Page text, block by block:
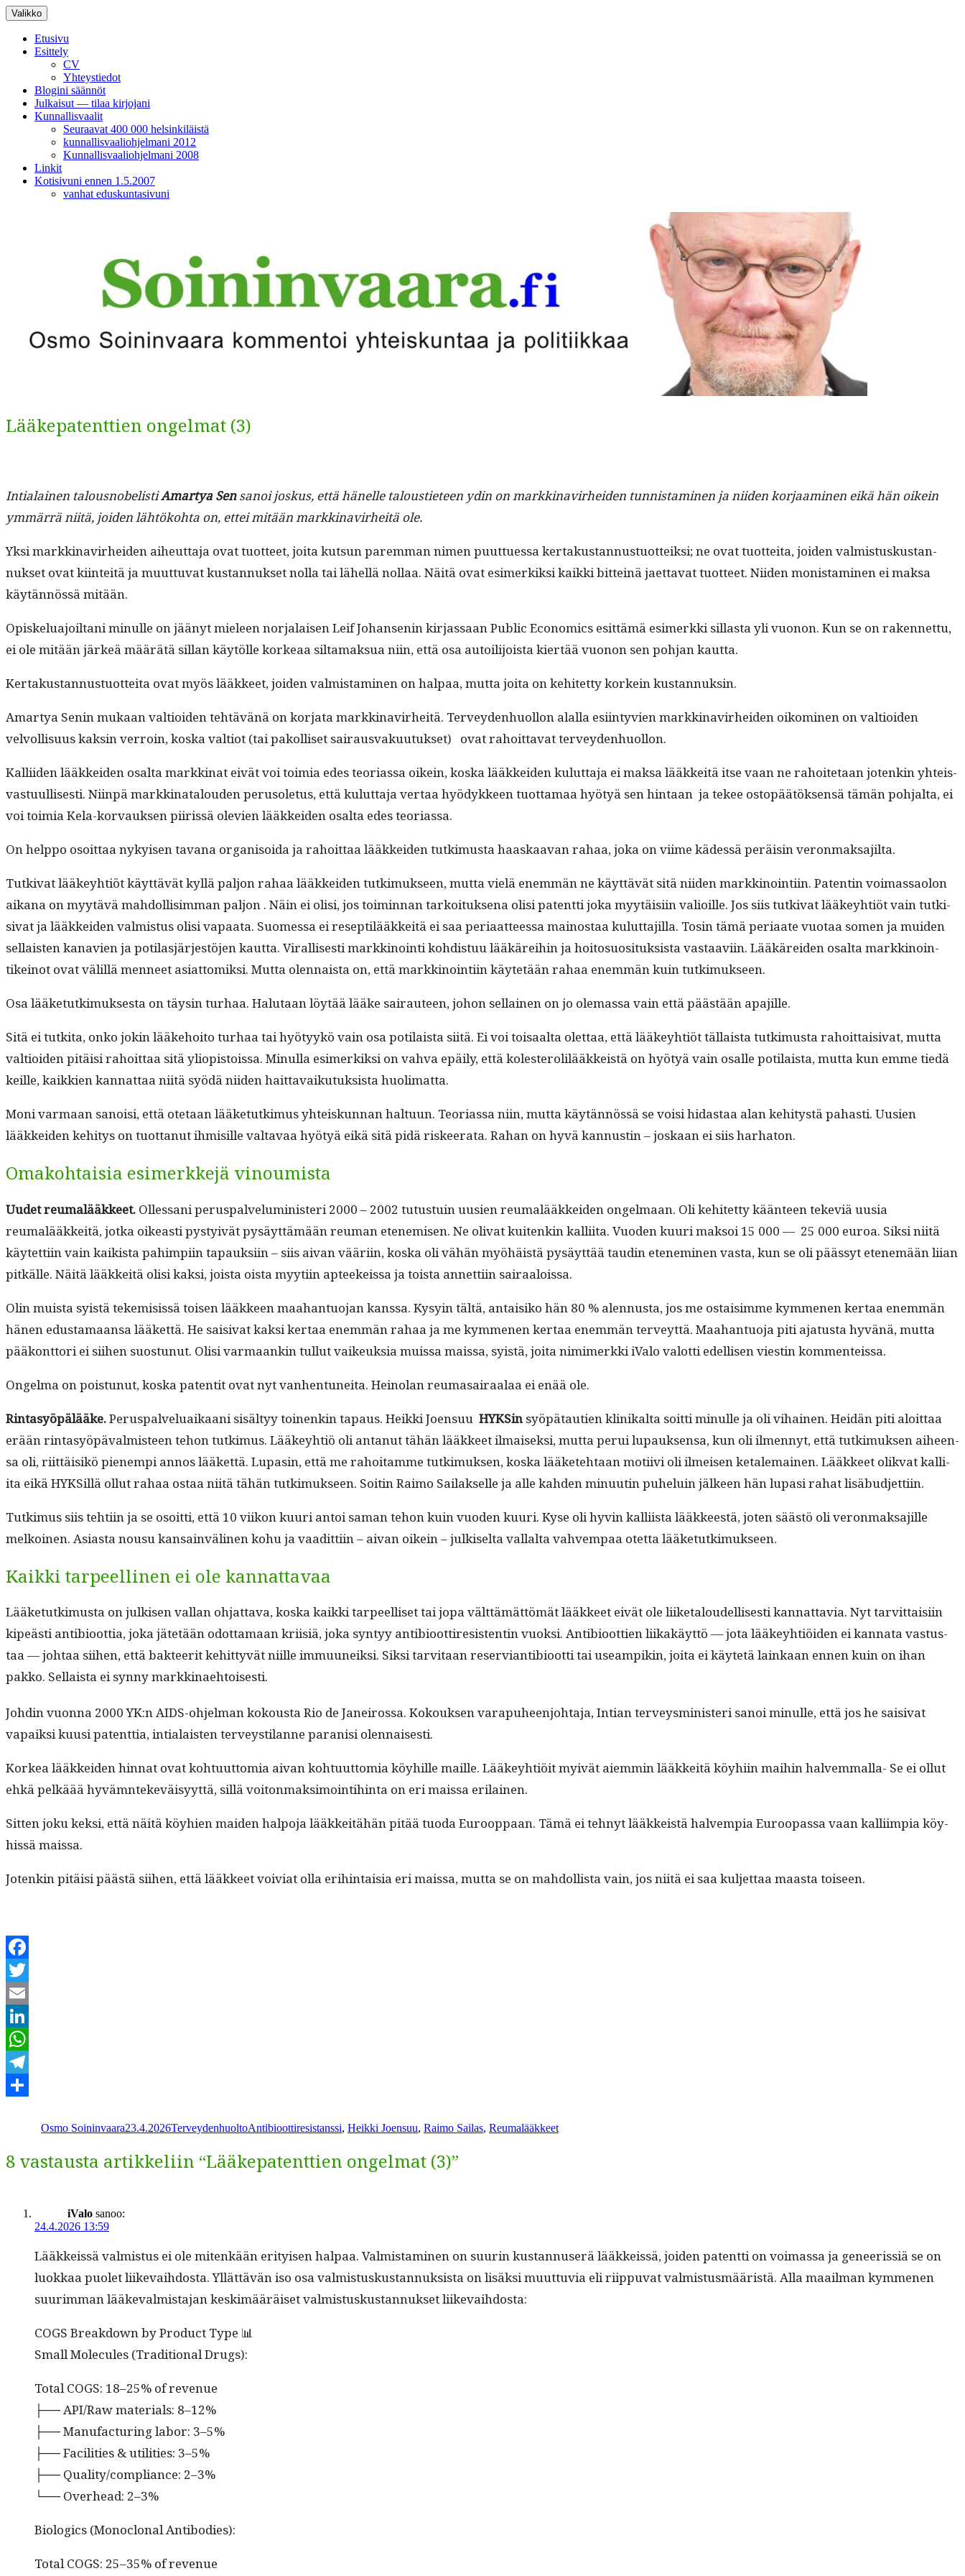
Siirry
sisältöön
Valikko
Etusivu
Esittely
CV
Yhteystiedot
Blogini säännöt
Julkaisut — tilaa kirjojani
Kunnallisvaalit
Seuraavat 400 000 helsinkiläistä
kunnallisvaaliohjelmani 2012
Kunnallisvaaliohjelmani 2008
Linkit
Kotisivuni ennen 1.5.2007
vanhat eduskuntasivuni
Lääkepatenttien ongelmat (3)
Intialainen talous­no­belistiAmartya Sensanoi joskus, että hänelle talousti­eteen ydin on markki­navirhei­den tun­nist­a­mi­nen ja niiden kor­jaami­nen eikä hän oikein
ymmär­rä niitä, joiden lähtöko­h­ta on, ettei mitään markki­navirheitä ole.
Yksi markki­navirhei­den aiheut­ta­ja ovat tuot­teet, joi­ta kut­sun parem­man nimen puuttues­sa ker­takus­tan­nus­tuot­teik­si; ne ovat tuot­tei­ta, joiden valmis­tuskus­tan­
nuk­set ovat kiin­teitä ja muut­tuvat kus­tan­nuk­set nol­la tai lähel­lä nol­laa. Näitä ovat esimerkik­si kaik­ki bit­teinä jaet­ta­vat tuot­teet. Niiden monist­a­mi­nen ei mak­sa
käytän­nössä mitään.
Opiskelu­a­joil­tani min­ulle on jäänyt mieleen nor­jalaisen Leif Johans­enin kir­jas­saan Pub­lic Eco­nom­ics esit­tämä esimerk­ki sil­las­ta yli vuonon. Kun se on raken­net­tu,
ei ole mitään järkeä määrätä sil­lan käytölle korkeaa sil­ta­mak­sua niin, että osa autoil­i­joista kiertää vuonon sen poh­jan kautta.
Ker­takus­tan­nus­tuot­tei­ta ovat myös lääk­keet, joiden valmis­t­a­mi­nen on hal­paa, mut­ta joi­ta on kehitet­ty korkein kustannuksin.
Amartya Senin mukaan val­tioiden tehtävänä on kor­ja­ta markki­navirheitä. Ter­vey­den­huol­lon alal­la esi­in­tyvien markki­navirhei­den oikomi­nen on val­tioiden
velvol­lisu­us kaksin ver­roin, kos­ka val­tiot (tai pakol­liset sairaus­vaku­u­tuk­set) ovat rahoit­ta­vat terveydenhuollon.
Kalli­iden lääkkei­den osalta markki­nat eivät voi toimia edes teo­ri­as­sa oikein, kos­ka lääkkei­den kulut­ta­ja ei mak­sa lääkkeitä itse vaan ne rahoite­taan jotenkin yhteis­
vas­tu­ullis­es­ti. Niin­pä markki­na­t­alouden peru­so­le­tus, että kulut­ta­ja ver­taa hyödyk­keen tuot­ta­maa hyö­tyä sen hin­taan ja tekee ostopäätök­sen­sä tämän poh­jal­ta, ei
voi toimia Kela-kor­vauk­sen piiris­sä ole­vien lääkkei­den osalta edes teoriassa.
On help­po osoit­taa nykyisen tavana organ­isoi­da ja rahoit­taa lääkkei­den tutkimus­ta haaskaa­van rahaa, joka on viime kädessä peräisin veronmaksajilta.
Tutki­vat lääkey­htiöt käyt­tävät kyl­lä paljon rahaa lääkkei­den tutkimuk­seen, mut­ta vielä enem­män ne käyt­tävät sitä niiden markki­noin­ti­in. Patentin voimas­saolon
aikana on myytävä mah­dol­lisim­man paljon . Näin ei olisi, jos toimin­nan tarkoituk­se­na olisi patent­ti joka myytäisi­in valioille. Jos siis tutki­vat lääkey­htiöt vain tutk­i­
si­vat ja lääkkei­den valmis­tus olisi vapaa­ta. Suomes­sa ei resep­tilääkkeitä ei saa peri­aat­teessa main­os­taa kulut­ta­jil­la. Tosin tämä peri­aate vuo­taa somen ja muiden
sel­l­ais­ten kanavien ja poti­lasjär­jestö­jen kaut­ta. Viral­lis­es­ti markki­noin­ti kohdis­tuu lääkärei­hin ja hoito­su­osi­tuk­sista vas­taavi­in. Lääkärei­den osalta markki­noin­
tikeinot ovat välil­lä men­neet asi­at­tomik­si. Mut­ta olen­naista on, että markki­noin­ti­in käytetään rahaa enem­män kuin tutkimukseen.
Osa lääke­tutkimuk­ses­ta on täysin turhaa. Halu­taan löytää lääke sairauteen, johon sel­l­ainen on jo ole­mas­sa vain että päästään apajille.
Sitä ei tutki­ta, onko jokin lääke­hoito turhaa tai hyö­tyykö vain osa poti­laista siitä. Ei voi toisaal­ta olet­taa, että lääkey­htiöt täl­laista tutkimus­ta rahoit­taisi­vat, mut­ta
val­tioiden pitäisi rahoit­taa sitä yliopis­tois­sa. Min­ul­la esimerkik­si on vah­va epäi­ly, että koles­tero­lilääkkeistä on hyö­tyä vain osalle poti­laista, mut­ta kun emme tiedä
keille, kaikkien kan­nat­taa niitä syödä niiden hait­tavaiku­tuk­sista huolimatta.
Moni var­maan sanoisi, että ote­taan lääke­tutkimus yhteiskun­nan hal­tu­un. Teo­ri­as­sa niin, mut­ta käytän­nössä se voisi hidas­taa alan kehi­tys­tä pahasti. Uusien
lääkkei­den kehi­tys on tuot­tanut ihmisille val­tavaa hyö­tyä eikä sitä pidä riskeer­a­ta. Rahan on hyvä kan­nustin – joskaan ei siis harhaton.
Omakohtaisia esimerkkejä vinoumista
Uudet reumalääk­keet. Ollessani perus­palve­lu­min­is­teri 2000 – 2002 tutus­tu­in uusien reumalääkkei­den ongel­maan. Oli kehitet­ty kään­teen teke­viä uusia
reumalääkkeitä, jot­ka oikeasti pystyivät pysäyt­tämään reuman eten­e­misen. Ne oli­vat kuitenkin kalli­ita. Vuo­den kuuri mak­soi 15 000 — 25 000 euroa. Sik­si niitä
käytet­ti­in vain kaik­ista pahimpi­in tapauk­si­in – siis aivan vääri­in, kos­ka oli vähän myöhäistä pysäyt­tää taudin eten­e­m­i­nen vas­ta, kun se oli päässyt eten­emään liian
pitkälle. Näitä lääkkeitä olisi kak­si, joista oista myyti­in apteekeis­sa ja toista annet­ti­in sairaaloissa.
Olin muista syistä tekemi­sis­sä toisen lääk­keen maa­han­tuo­jan kanssa. Kysyin tältä, antaisiko hän 80 % alen­nus­ta, jos me ostaisimme kymme­nen ker­taa enem­män
hänen edus­ta­maansa lääket­tä. He saisi­vat kak­si ker­taa enem­män rahaa ja me kymme­nen ker­taa enem­män ter­veyt­tä. Maa­han­tuo­ja piti aja­tus­ta hyvänä, mut­ta
pääkont­tori ei siihen suos­tunut. Olisi var­maankin tul­lut vaikeuk­sia muis­sa mais­sa, syistä, joi­ta nim­imerk­ki iVa­lo val­ot­ti edel­lisen viestin kommenteissa.
Ongel­ma on pois­tunut, kos­ka paten­tit ovat nyt van­hen­tunei­ta. Heinolan reuma­sairaalaa ei enää ole.
Rin­ta­syöpälääke.Perus­palvelu­aikaani sisäl­tyy toinenkin tapaus. Heik­ki Joen­suu HYKSin syöpä­tau­tien klinikalta soit­ti min­ulle ja oli vihainen. Hei­dän piti aloit­taa
erään rin­ta­syöpä­valmis­teen tehon tutkimus. Lääkey­htiö oli antanut tähän lääk­keet ilmaisek­si, mut­ta perui lupauk­sen­sa, kun oli ilmen­nyt, että tutkimuk­sen aiheen­
sa oli, riit­täisikö pienem­pi annos lääket­tä. Lupasin, että me rahoita­mme tutkimuk­sen, kos­ka lääkete­htaan moti­ivi oli ilmeisen ketale­mainen. Lääk­keet olik­vat kalli­
ita eikä HYK­Sil­lä ollut rahaa ostaa niitä tähän tutkimuk­seen. Soitin Raimo Sailak­selle ja alle kah­den min­uutin puheluin jäl­keen hän lupasi rahat lisäbudjettiin.
Tutkimus siis tehti­in ja se osoit­ti, että 10 viikon kuuri antoi saman tehon kuin vuo­den kuuri. Kyse oli hyvin kalli­ista lääk­keestä, joten säästö oli veron­mak­sajille
melkoinen. Asi­as­ta nousu kan­sain­vä­li­nen kohu ja vaa­dit­ti­in – aivan oikein – julkiselta val­lal­ta vahvem­paa otet­ta lääketutkimukseen.
Kaikki tarpeellinen ei ole kannattavaa
Lääke­tutkimus­ta on julkisen val­lan ohjat­ta­va, kos­ka kaik­ki tarpeel­liset tai jopa vält­tämät­tömät lääk­keet eivät ole liike­taloudel­lis­es­ti kan­nat­tavia. Nyt tarvit­taisi­in
kipeästi antibioot­tia, joka jätetään odot­ta­maan kri­isiä, joka syn­tyy antibioot­tire­sistentin vuok­si. Antibioot­tien liikakäyt­tö — jota lääkey­htiöi­den ei kan­na­ta vas­tus­
taa — johtaa siihen, että bak­teer­it kehit­tyvät niille immuuneik­si. Sik­si tarvi­taan reser­vian­tibioot­ti tai use­ampikin, joi­ta ei käytetä lainkaan ennen kuin on ihan
pakko. Sel­l­aista ei syn­ny markkinaehtoisesti.
Johdin vuon­na 2000 YK:n AIDS-ohjel­man kok­ous­ta Rio de Janeirossa. Kok­ouk­sen vara­puheen­jo­hta­ja, Int­ian ter­veysmin­is­teri sanoi min­ulle, että jos he saisi­vat
vapaik­si kuusi patent­tia, intialais­ten ter­veysti­lanne paranisi olennaisesti.
Korkea lääkkei­den hin­nat ovat kohtu­ut­to­mia aivan kohtu­ut­to­mia köy­hille maille. Lääkey­htiöit myivät aiem­min lääkkeitä köy­hi­in mai­hin halvem­mal­la- Se ei ollut
ehkä pelkäää hyväm­n­tekeväisyyt­tä, sil­lä voiton­mak­si­moin­ti­hin­ta on eri mais­sa erilainen.
Sit­ten joku kek­si, että näitä köy­hien maid­en halpo­ja lääkkeitähän pitää tuo­da Euroop­paan. Tämä ei tehnyt lääkkeistä halvem­pia Euroopas­sa vaan kalli­impia köy­
hissä maissa.
Jotenkin pitäisi päästä siihen, että lääk­keet voivi­at olla eri­hin­taisia eri mais­sa, mut­ta se on mah­dol­lista vain, jos niitä ei saa kul­jet­taa maas­ta toiseen.
Facebook
Twitter
Email
LinkedIn
WhatsApp
Telegram
Osmo Soininvaara23.4.2026TerveydenhuoltoAntibioottiresistanssi, Heikki Joensuu, Raimo Sailas, Reumalääkkeet
8 vastausta artikkeliin “Lääkepatenttien ongelmat (3)”
iValo sanoo:
24.4.2026 13:59
Lääkkeis­sä valmis­tus ei ole mitenkään eri­tyisen hal­paa. Valmis­t­a­mi­nen on suurin kus­tan­nuserä lääkkeis­sä, joiden patent­ti on voimas­sa ja geneeris­siä se on
luokkaa puo­let liike­vai­h­dos­ta. Yllät­tävän iso osa valmis­tuskus­tan­nuk­sista on lisäk­si muut­tuvia eli riip­pu­vat valmis­tus­määristä. Alla maail­man kymme­nen
suurim­man lääke­valmis­ta­jan keskimääräiset valmis­tuskus­tan­nuk­set liikevaihdosta:
COGS Break­down by Prod­uct Type 📊
Small Mol­e­cules (Tra­di­tion­al Drugs):
Total COGS: 18–25% of revenue
├── API/Raw mate­ri­als: 8–12%
├── Man­u­fac­tur­ing labor: 3–5%
├── Facil­i­ties & util­i­ties: 3–5%
├── Quality/compliance: 2–3%
└── Over­head: 2–3%
Bio­log­ics (Mon­o­clon­al Antibodies):
Total COGS: 25–35% of revenue